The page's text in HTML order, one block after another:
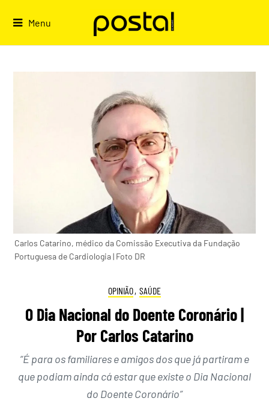
Menu
Carlos Catarino, médico da Comissão Executiva da Fundação
Portuguesa de Cardiologia | Foto DR
OPINIÃO, SAÚDE
O Dia Nacional do Doente Coronário |
Por Carlos Catarino
“É para os familiares e amigos dos que já partiram e
que podiam ainda cá estar que existe o Dia Nacional
do Doente Coronário”